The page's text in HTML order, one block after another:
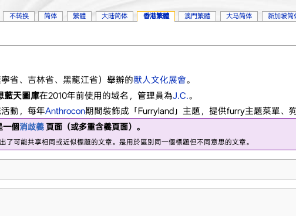
省、吉林省、黑龍江省）舉辦的獸人文化展會。
藍天圖庫在2010年前使用的域名，管理員為J.C.。
動，每年Anthrocon期間裝飾成「Furryland」主題，提供furry主題菜單、
一個消歧義 頁面（或多重含義頁面）。
了可能共享相同或近似標題的文章。是用於區別同一個標題但不同意思的文章。
不转换 简体 繁體 大陆简体 香港繁體 澳門繁體 大马简体 新加坡简